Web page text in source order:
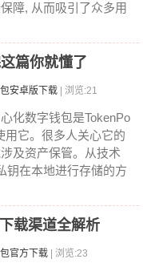
障, 从而吸引了众多用
篇你就懂了
安卓版下载 | 浏览:21
化数字钱包是TokenPo
用它。很多人关心它的
及资产保管。从技术
钥在本地进行存储的方
载渠道全解析
官方下载 | 浏览:23